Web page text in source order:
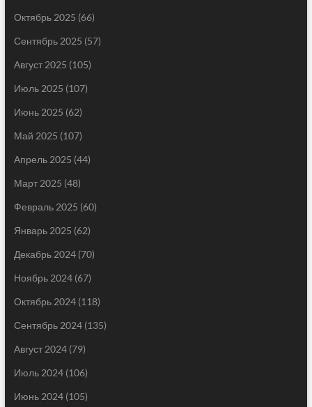
Октябрь 2025 (66)
Сентябрь 2025 (57)
Август 2025 (105)
Июль 2025 (107)
Июнь 2025 (62)
Май 2025 (107)
Апрель 2025 (44)
Март 2025 (48)
Февраль 2025 (60)
Январь 2025 (62)
Декабрь 2024(70)
Ноябрь 2024(67)
Октябрь 2024(118)
Сентябрь 2024(135)
Август 2024(79)
Июль 2024(106)
Июнь 2024(105)